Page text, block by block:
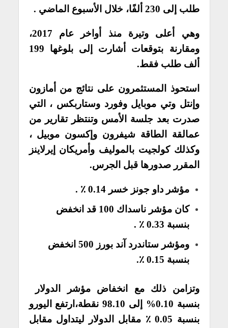
طلب إلى 230 ألفًا، خلال الأسبوع الماضي .
وهي أعلى وتيرة منذ أواخر عام 2017،
ومقارنة بتوقعات أشارت إلى بلوغها 199
ألف طلب فقط.
استحوذ المستثمرون على نتائج من أمازون
وإنتل وتي موبايل وفورد وستاربكس ، التي
صدرت بعد جلسة الأمس وتنتظر تقارير من
عمالقة الطاقة شيفرون وإكسون موبيل ،
وكذلك كولجيت بالموليف وأمريكان إيرلاينز
المقرر صدورها قبل الجرس.
مؤشر داو جونز خسر 0.14 ٪ .
كان مؤشر ناسداك 100 قد انخفض
بنسبة 0.33 ٪ .
ومؤشر ستاندرد آند بورز 500 انخفض
بنسبة 0.15 ٪.
وتزامن ذلك مع انخفاض مؤشر الدولار
بنسبة 0.10% إلى 98.10 نقطة،ارتفع اليورو
بنسبة 0.05 ٪ مقابل الدولار ليتداول مقابل